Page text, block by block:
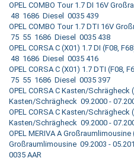
OPEL COMBO Tour 1.7 DI 16V
48 1686 Diesel 0035 439
OPEL COMBO Tour 1.7 DTI 16V
75 55 1686 Diesel 0035 438
OPEL CORSA C (X01) 1.7 DI (F08,
48 1686 Diesel 0035 416
OPEL CORSA C (X01) 1.7 DTI (F08,
75 55 1686 Diesel 0035 397
OPEL CORSA C Kasten/Schrägheck
Kasten/Schrägheck 09.2000 -
OPEL CORSA C Kasten/Schrägheck
Kasten/Schrägheck 09.2000 -
OPEL MERIVA A Großraumlimousine
Großraumlimousine 09.2003 -
0035 AAR